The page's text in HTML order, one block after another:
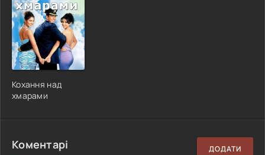
Кохання над
хмарами
Коментарі ДОДАТИ